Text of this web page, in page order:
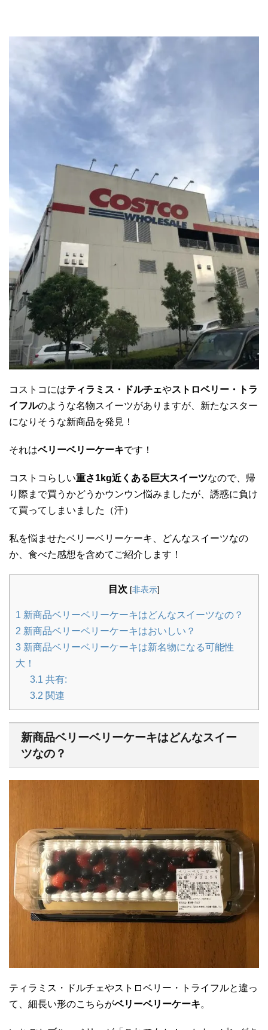
コストコにはティラミス・ドルチェやストロベリー・トラ
イフルのような名物スイーツがありますが、新たなスター
になりそうな新商品を発見！
それはベリーベリーケーキです！
コストコらしい重さ1kg近くある巨大スイーツなので、帰
り際まで買うかどうかウンウン悩みましたが、誘惑に負け
て買ってしまいました（汗）
私を悩ませたベリーベリーケーキ、どんなスイーツなの
か、食べた感想を含めてご紹介します！
目次 [非表示]
1 新商品ベリーベリーケーキはどんなスイーツなの？
2 新商品ベリーベリーケーキはおいしい？
3 新商品ベリーベリーケーキは新名物になる可能性
大！
3.1 共有:
3.2 関連
新商品ベリーベリーケーキはどんなスイー
ツなの？
ティラミス・ドルチェやストロベリー・トライフルと違っ
て、細長い形のこちらがベリーベリーケーキ。